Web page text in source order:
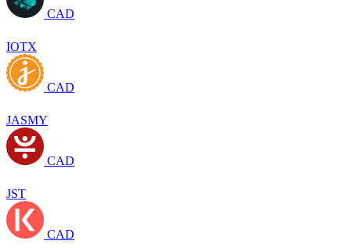
CAD
IOTX
CAD
JASMY
CAD
JST
CAD